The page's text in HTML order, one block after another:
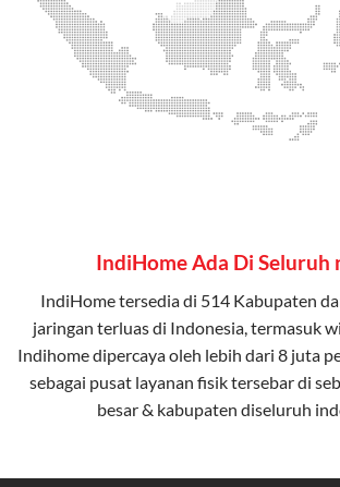
IndiHome Ada Di Seluruh
IndiHome tersedia di 514 Kabupaten
jaringan terluas di Indonesia, termasuk
Indihome dipercaya oleh lebih dari 8 juta
sebagai pusat layanan fisik tersebar di
besar & kabupaten diseluruh